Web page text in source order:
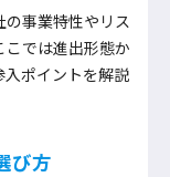
事業特性やリス
こでは進出形態か
入ポイントを解説
び方